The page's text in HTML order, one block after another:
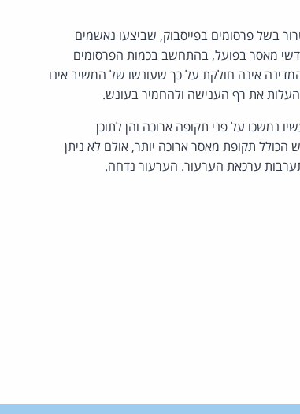
בשל פרסומים בפייסבוק, שביצעו נאשמים
שאינם אנשי ציבור, קובעת מתחם ענישה הנע בין 5 ל – 25 חודשי מאסר בפועל, בהתחשב בכמות הפרסומים
אינה חולקת על כך שעונשו של המשיב אינו
את רף הענישה ולהחמיר בעונש.
נמשכו על פני תקופה ארוכה והן לתוכן
הכולל תקופת מאסר ארוכה יותר, אולם לא ניתן
ערכאת הערעור. הערעור נדחה.